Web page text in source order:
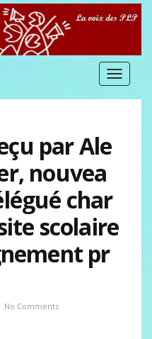
Toggle
par Ale
nouvea
char
scolaire
pr
No Comments